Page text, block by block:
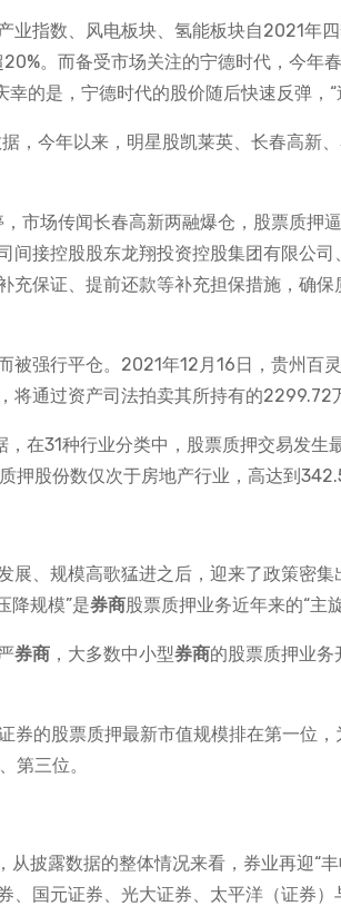
业指数、风电板块、氢能板块自2021年
。而备受市场关注的宁德时代，今年
的是，宁德时代的股价随后快速反弹，“
，今年以来，明星股凯莱英、长春高新
市场传闻长春高新两融爆仓，股票质押
间接控股股东龙翔投资控股集团有限公
充保证、提前还款等补充担保措施，确
被强行平仓。2021年12月16日，贵州百
通过资产司法拍卖其所持有的2299.72
在31种行业分类中，股票质押交易发生
股份数仅次于房地产行业，高达到
展、规模高歌猛进之后，迎来了政策密
降规模”是券商股票质押业务近年来的“主旋
券商 ，大多数中小型券商的股票质押业
的股票质押最新市值规模排在第一位，
第三位。
从披露数据的整体情况来看，券业再迎“
、国元证券、光大证券、太平洋（证券